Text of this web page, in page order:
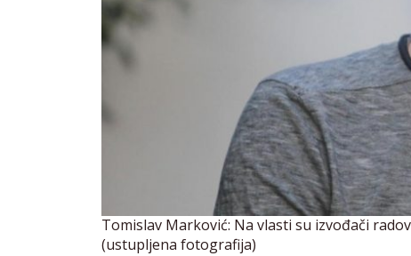
Tomislav Marković: Na vlasti su izvođači
(ustupljena fotografija)